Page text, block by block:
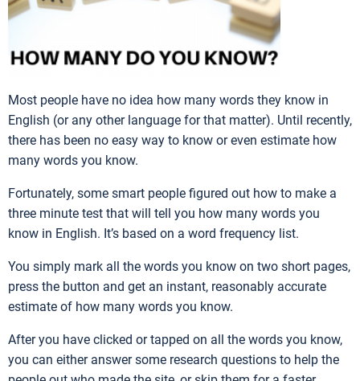
Most people have no idea how many words they know in
English (or any other language for that matter). Until recently,
there has been no easy way to know or even estimate how
many words you know.
Fortunately, some smart people figured out how to make a
three minute test that will tell you how many words you
know in English. It’s based on a word frequency list.
You simply mark all the words you know on two short pages,
press the button and get an instant, reasonably accurate
estimate of how many words you know.
After you have clicked or tapped on all the words you know,
you can either answer some research questions to help the